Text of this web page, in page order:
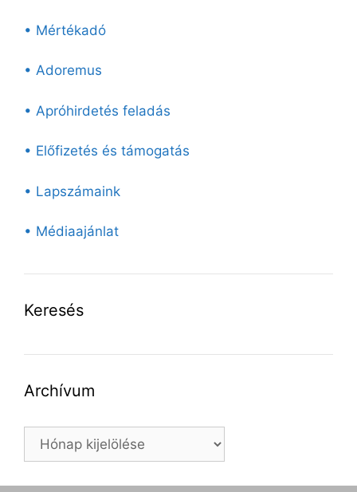
• Mértékadó
• Adoremus
• Apróhirdetés feladás
• Előfizetés és támogatás
• Lapszámaink
• Médiaajánlat
Keresés
Archívum
Archívum